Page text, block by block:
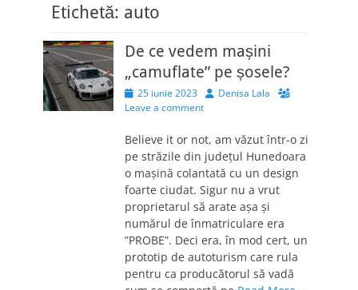
Etichetă: auto
De ce vedem mașini
„camuflate” pe șosele?
Posted
on
25 iunie 2023 AuthorDenisa Lala
Leave a comment
Believe it or not, am văzut într-o zi
pe străzile din județul Hunedoara
o mașină colantată cu un design
foarte ciudat. Sigur nu a vrut
proprietarul să arate așa și
numărul de înmatriculare era
”PROBE”. Deci era, în mod cert, un
prototip de autoturism care rula
pentru ca producătorul să vadă